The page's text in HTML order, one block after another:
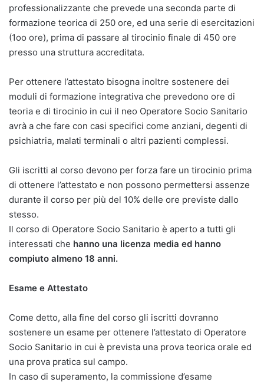
professionalizzante che prevede una seconda parte di
formazione teorica di 250 ore, ed una serie di esercitazioni
(1oo ore), prima di passare al tirocinio finale di 450 ore
presso una struttura accreditata.
Per ottenere l’attestato bisogna inoltre sostenere dei
moduli di formazione integrativa che prevedono ore di
teoria e di tirocinio in cui il neo Operatore Socio Sanitario
avrà a che fare con casi specifici come anziani, degenti di
psichiatria, malati terminali o altri pazienti complessi.
Gli iscritti al corso devono per forza fare un tirocinio prima
di ottenere l’attestato e non possono permettersi assenze
durante il corso per più del 10% delle ore previste dallo
stesso.
Il corso di Operatore Socio Sanitario è aperto a tutti gli
interessati che hanno una licenza media ed hanno
compiuto almeno 18 anni.
Esame e Attestato
Come detto, alla fine del corso gli iscritti dovranno
sostenere un esame per ottenere l’attestato di Operatore
Socio Sanitario in cui è prevista una prova teorica orale ed
una prova pratica sul campo.
In caso di superamento, la commissione d’esame